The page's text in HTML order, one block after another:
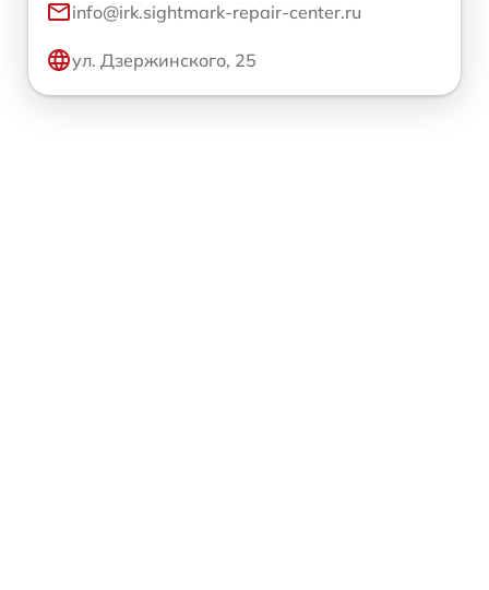
info@irk.sightmark-repair-center.ru
ул. Дзержинского, 25